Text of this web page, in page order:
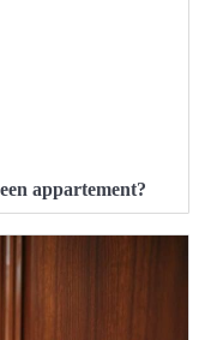
appartement?